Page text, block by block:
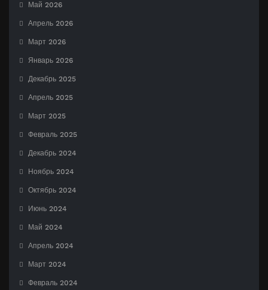
Май 2026
Апрель 2026
Март 2026
Январь 2026
Декабрь 2025
Апрель 2025
Март 2025
Февраль 2025
Декабрь 2024
Ноябрь 2024
Октябрь 2024
Июнь 2024
Май 2024
Апрель 2024
Март 2024
Февраль 2024